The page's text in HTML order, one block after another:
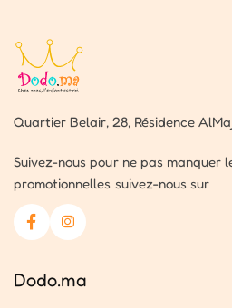
Quartier Belair, 28, Résidence
Suivez-nous pour ne pas manquer
promotionnelles suivez-nous sur
Dodo.ma